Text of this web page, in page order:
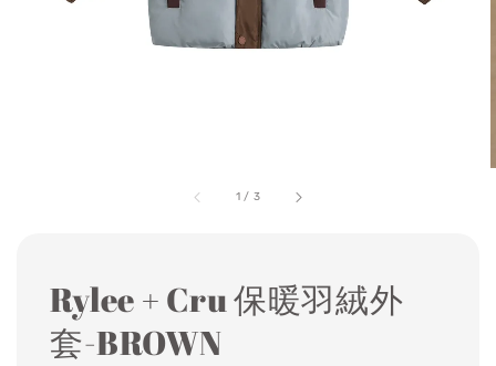
1 / 3
Rylee + Cru 保暖羽絨外
套-BROWN